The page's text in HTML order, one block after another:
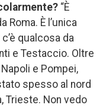
“È
È l’unica
qualcosa da
e Testaccio. Oltre
e Pompei,
spesso al nord
Trieste. Non vedo